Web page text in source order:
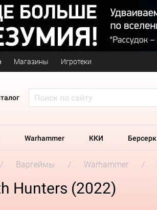
Магазины Игротеки
Warhammer ККИ Берсерк
Варгеймы Warhammer
Hunters (2022)